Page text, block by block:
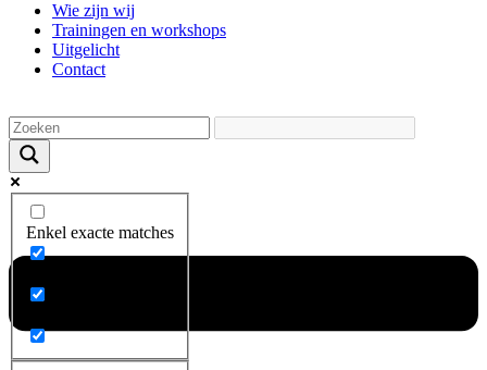
Wie zijn wij
Trainingen en workshops
Uitgelicht
Contact
Enkel exacte matches